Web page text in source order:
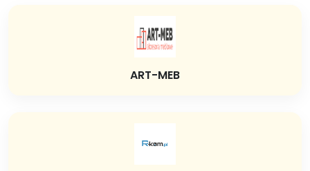
ART-MEB